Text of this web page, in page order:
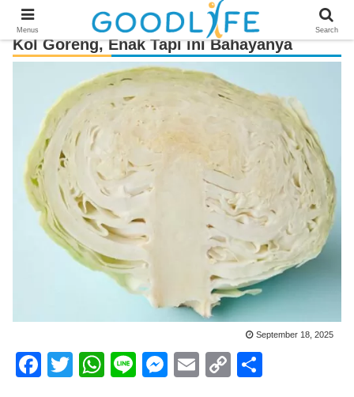
Kol Goreng, Enak Tapi ini Bahayanya
September 18, 2025
F
T
W
Li
M
E
C
Menus Search